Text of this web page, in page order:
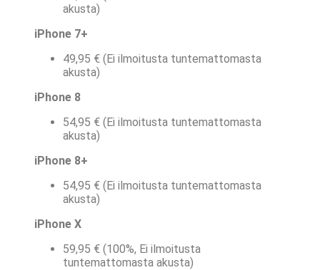
akusta)
iPhone 7+
49,95 € (Ei ilmoitusta tuntemattomasta
akusta)
iPhone 8
54,95 € (Ei ilmoitusta tuntemattomasta
akusta)
iPhone 8+
54,95 € (Ei ilmoitusta tuntemattomasta
akusta)
iPhone X
59,95 € (100%, Ei ilmoitusta
tuntemattomasta akusta)